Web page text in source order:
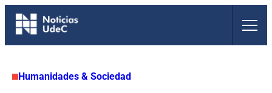
Saltar
Humanidades & Sociedad